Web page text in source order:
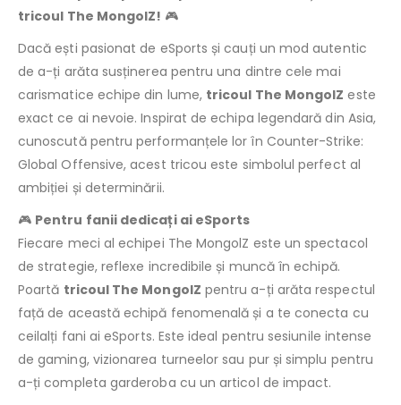
tricoul The MongolZ! 🎮
Dacă ești pasionat de eSports și cauți un mod autentic
de a-ți arăta susținerea pentru una dintre cele mai
carismatice echipe din lume, tricoul The MongolZ este
exact ce ai nevoie. Inspirat de echipa legendară din Asia,
cunoscută pentru performanțele lor în Counter-Strike:
Global Offensive, acest tricou este simbolul perfect al
ambiției și determinării.
🎮 Pentru fanii dedicați ai eSports
Fiecare meci al echipei The MongolZ este un spectacol
de strategie, reflexe incredibile și muncă în echipă.
Poartă tricoul The MongolZ pentru a-ți arăta respectul
față de această echipă fenomenală și a te conecta cu
ceilalți fani ai eSports. Este ideal pentru sesiunile intense
de gaming, vizionarea turneelor sau pur și simplu pentru
a-ți completa garderoba cu un articol de impact.